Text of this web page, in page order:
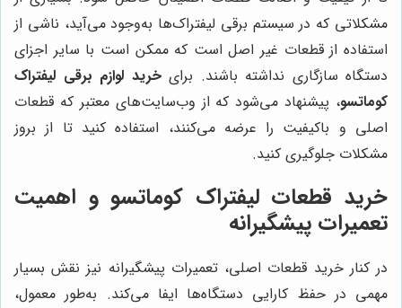
مشکلاتی که در سیستم برقی لیفتراک‌ها به‌وجود می‌آید، ناشی از
استفاده از قطعات غیر اصل است که ممکن است با سایر اجزای
دستگاه سازگاری نداشته باشند. برای خرید لوازم برقی لیفتراک
کوماتسو، پیشنهاد می‌شود که از وب‌سایت‌های معتبر که قطعات
اصلی و باکیفیت را عرضه می‌کنند، استفاده کنید تا از بروز
مشکلات جلوگیری کنید.
خرید قطعات لیفتراک کوماتسو و اهمیت
تعمیرات پیشگیرانه
در کنار خرید قطعات اصلی، تعمیرات پیشگیرانه نیز نقش بسیار
مهمی در حفظ کارایی دستگاه‌ها ایفا می‌کند. به‌طور معمول،